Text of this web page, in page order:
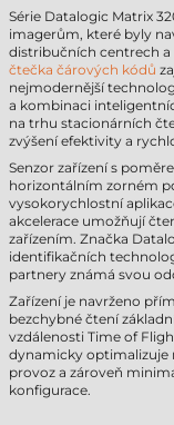
Série Datalogic Matrix
imagerům, které byly
distribučních centrech
čtečka čárových kódů
nejmodernější
a kombinaci
na trhu stacionárních
zvýšení efektivity a
Senzor zařízení s
horizontálním zorném
vysokorychlostní
akcelerace umožňují
zařízením. Značka
identifikačních
partnery známá svou
Zařízení je navrženo
bezchybné čtení
vzdálenosti Time of
dynamicky optimalizuje
provoz a zároveň
konfigurace.